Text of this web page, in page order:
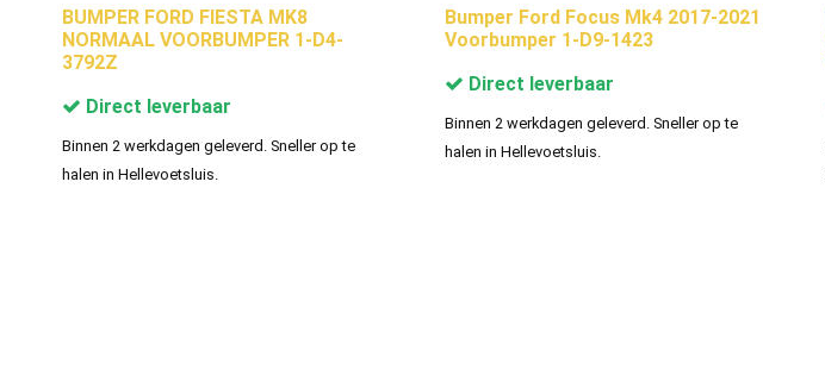
BUMPER FORD FIESTA MK8
NORMAAL VOORBUMPER 1-D4-
3792Z
Direct leverbaar
Binnen 2 werkdagen geleverd. Sneller op te
halen in Hellevoetsluis.
Bumper Ford Focus Mk4 2017-2021
Voorbumper 1-D9-1423
Direct leverbaar
Binnen 2 werkdagen geleverd. Sneller op te
halen in Hellevoetsluis.